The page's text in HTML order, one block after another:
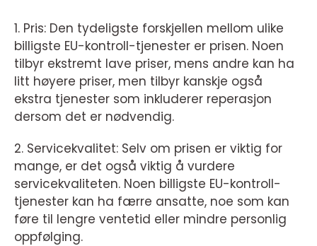
1. Pris: Den tydeligste forskjellen mellom ulike
billigste EU-kontroll-tjenester er prisen. Noen
tilbyr ekstremt lave priser, mens andre kan ha
litt høyere priser, men tilbyr kanskje også
ekstra tjenester som inkluderer reperasjon
dersom det er nødvendig.
2. Servicekvalitet: Selv om prisen er viktig for
mange, er det også viktig å vurdere
servicekvaliteten. Noen billigste EU-kontroll-
tjenester kan ha færre ansatte, noe som kan
føre til lengre ventetid eller mindre personlig
oppfølging.